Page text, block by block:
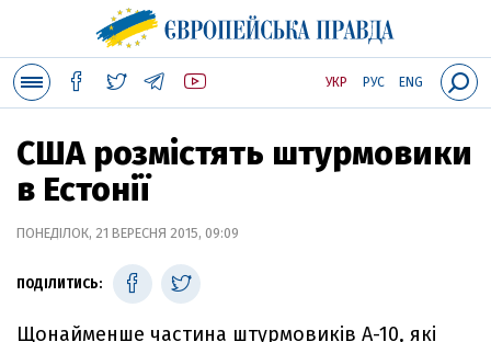
УКР РУС ENG
США розмістять штурмовики
в Естонії
ПОНЕДІЛОК, 21 ВЕРЕСНЯ 2015, 09:09
ПОДІЛИТИСЬ:
Щонайменше частина штурмовиків А-10, які